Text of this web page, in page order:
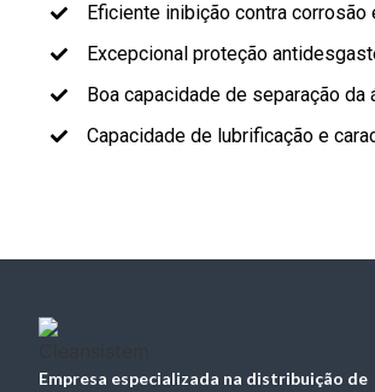
Eficiente inibição contra corrosão
Excepcional proteção
Boa capacidade de separação
Capacidade de lubrificação e
Empresa especializada na distribuição de